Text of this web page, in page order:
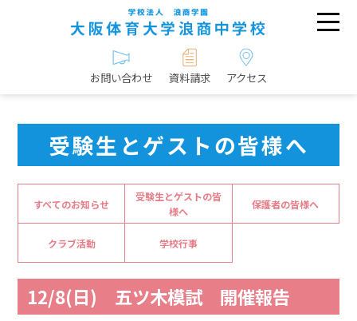
お問い合わせ 資料請求 アクセス
受験生とゲストの皆様へ
すべてのお知らせ
受験生とゲストの皆
様へ
保護者の皆様へ
クラブ活動 学校行事
12/8(日) 五ツ木模試 開催報告